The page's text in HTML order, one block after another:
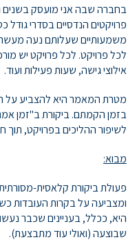
בחברה שבה אני מועסק בשנים
פרויקטים הנדסיים בסדרי גודל
משמעותיים שעלותם נעה
לכל פרויקט. לכל פרויקט יש
אילוצי גישה, שעות פעילות ועוד.
מטרת המאמר היא להצביע על
בזמן הקמתם. ביקורת ב"זמן
לשיפור ההליכים בפרויקט, תוך
מבוא:
פעולת ביקורת קלאסית-
ומצביעה על בקרות העובדות
שבוצעה (ואולי עוד מתבצעת).